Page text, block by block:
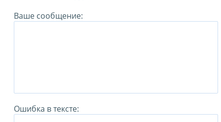
Ваше сообщение:
Ошибка в тексте: